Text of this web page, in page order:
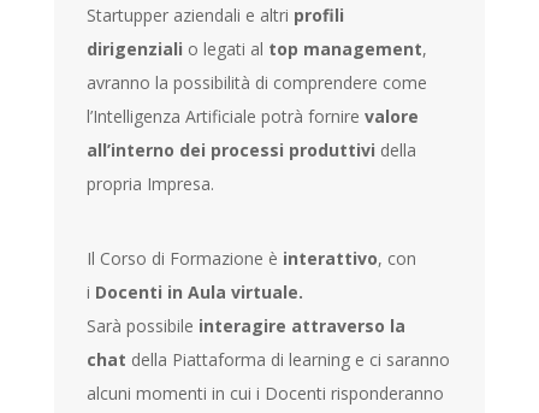
Startupper aziendali e altri profili
dirigenziali o legati al top management,
avranno la possibilità di comprendere come
l’Intelligenza Artificiale potrà fornirevalore
all’interno dei processi produttivi della
propria Impresa.
Il Corso di Formazione è interattivo, con
i Docenti in Aula virtuale.
Sarà possibile interagire attraverso la
chat della Piattaforma di learning e ci saranno
alcuni momenti in cui i Docenti risponderanno